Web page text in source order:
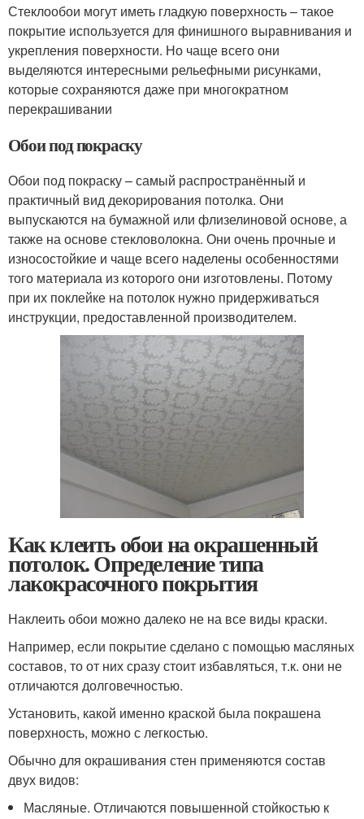
Стеклообои могут иметь гладкую поверхность – такое
покрытие используется для финишного выравнивания и
укрепления поверхности. Но чаще всего они
выделяются интересными рельефными рисунками,
которые сохраняются даже при многократном
перекрашивании
Обои под покраску
Обои под покраску – самый распространённый и
практичный вид декорирования потолка. Они
выпускаются на бумажной или флизелиновой основе, а
также на основе стекловолокна. Они очень прочные и
износостойкие и чаще всего наделены особенностями
того материала из которого они изготовлены. Потому
при их поклейке на потолок нужно придерживаться
инструкции, предоставленной производителем.
Как клеить обои на окрашенный
потолок. Определение типа
лакокрасочного покрытия
Наклеить обои можно далеко не на все виды краски.
Например, если покрытие сделано с помощью масляных
составов, то от них сразу стоит избавляться, т.к. они не
отличаются долговечностью.
Установить, какой именно краской была покрашена
поверхность, можно с легкостью.
Обычно для окрашивания стен применяются состав
двух видов:
Масляные. Отличаются повышенной стойкостью к